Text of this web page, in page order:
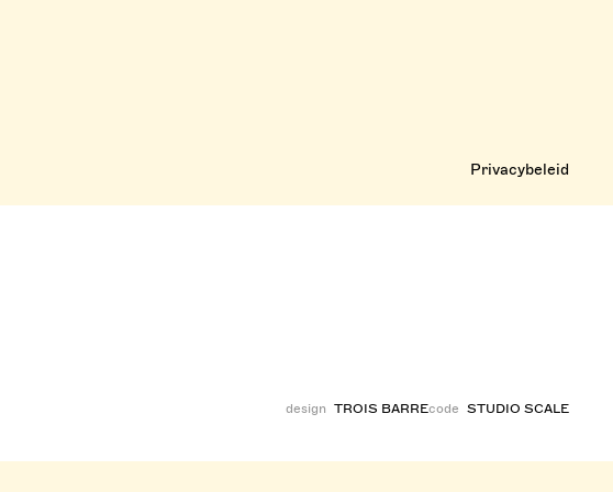
Privacybeleid
design TROIS BARREcode STUDIO SCALE